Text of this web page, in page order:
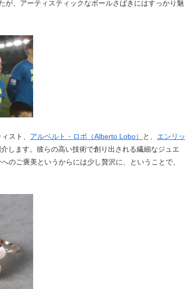
が、アーティスティックなボールさばきにはすっかり魅
スト、 アルベルト・ロボ（Alberto Lobo） と、 エンリッ
します。彼らの高い技術で創り出される繊細なジュエ
のご褒美というからには少し贅沢に、ということで、